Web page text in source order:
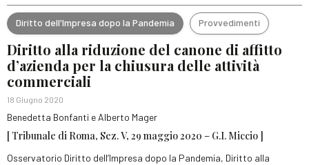
Diritto dell'Impresa dopo la Pandemia Provvedimenti
Diritto alla riduzione del canone di affitto
d’azienda per la chiusura delle attività
commerciali
18 Giugno 2020
Benedetta Bonfanti e Alberto Mager
[ Tribunale di Roma, Sez. V, 29 maggio 2020 – G.I. Miccio ]
Osservatorio Diritto dell’Impresa dopo la Pandemia, Diritto alla